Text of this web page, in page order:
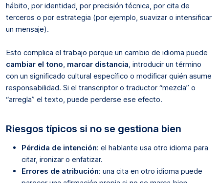
hábito, por identidad, por precisión técnica, por cita de
terceros o por estrategia (por ejemplo, suavizar o intensificar
un mensaje).
Esto complica el trabajo porque un cambio de idioma puede
cambiar el tono marcar distancia , introducir un término
con un significado cultural específico o modificar quién asume
responsabilidad. Si el transcriptor o traductor “mezcla” o
“arregla” el texto, puede perderse ese efecto.
Riesgos típicos si no se gestiona bien
Pérdida de intención: el hablante usa otro idioma para
citar, ironizar o enfatizar.
Errores de atribución: una cita en otro idioma puede